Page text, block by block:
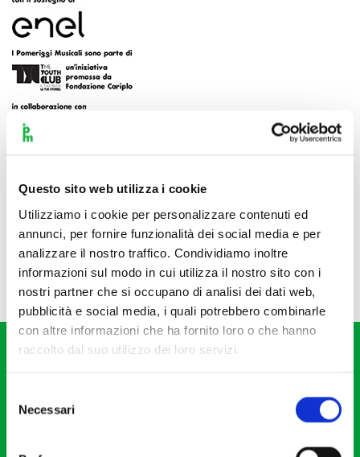
Questo sito web utilizza i cookie
Utilizziamo i cookie per personalizzare contenuti ed
annunci, per fornire funzionalità dei social media e per
analizzare il nostro traffico. Condividiamo inoltre
informazioni sul modo in cui utilizza il nostro sito con i
nostri partner che si occupano di analisi dei dati web,
pubblicità e social media, i quali potrebbero combinarle
con altre informazioni che ha fornito loro o che hanno
raccolto dal suo utilizzo dei loro servizi.
delNecessari